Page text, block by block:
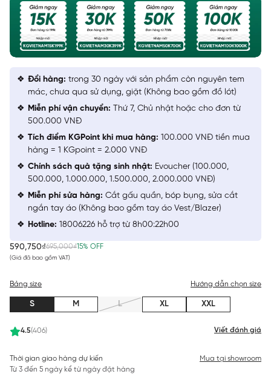
590,750₫695,000₫15% OFF
(Giá đã bao gồm VAT)
4.5(406) Viết đánh giá
Bảng size Hướng dẫn chọn size
S M L XL XXL
Thời gian giao hàng dự kiến
Từ 3 đến 5 ngày kể từ ngày đặt hàng
Mua tại showroom
Đổi hàng: trong 30 ngày với sản phẩm còn nguyên tem
mác, chưa qua sử dụng, giặt (Không bao gồm đồ lót)
Miễn phí vận chuyển: Thứ 7, Chủ nhật hoặc cho đơn từ
500.000 VNĐ
Tích điểm KGPoint khi mua hàng: 100.000 VNĐ tiền mua
hàng = 1 KGpoint = 2.000 VNĐ
Chính sách quà tặng sinh nhật: Evoucher (100.000,
500.000, 1.000.000, 1.500.000, 2.000.000 VNĐ)
Miễn phí sửa hàng: Cắt gấu quần, bóp bụng, sửa cắt
ngắn tay áo (Không bao gồm tay áo Vest/Blazer)
Hotline: 18006226 hỗ trợ từ 8h00:22h00